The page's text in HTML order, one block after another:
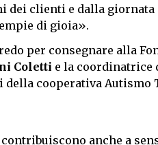
dei clienti e dalla
di gioia».
per consegnare alla
Coletti e la coordinatrice
cooperativa Autismo
anche a